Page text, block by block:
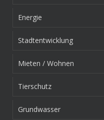
Energie
Stadtentwicklung
Mieten / Wohnen
Tierschutz
Grundwasser